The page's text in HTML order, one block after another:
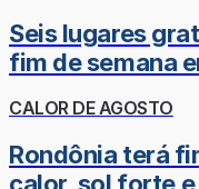
Seis lugares
fim de semana
CALOR DE AGOSTO
Rondônia terá